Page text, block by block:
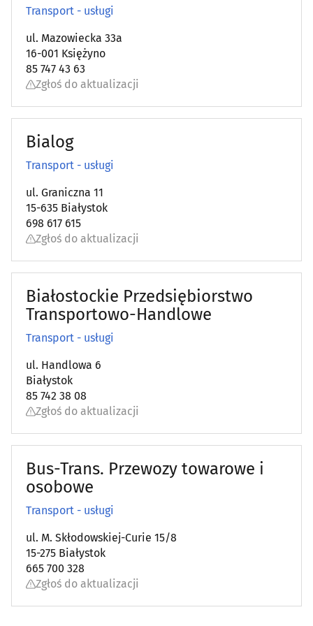
Transport - usługi
ul. Mazowiecka 33a
16-001 Księżyno
85 747 43 63
Zgłoś do aktualizacji
Bialog
Transport - usługi
ul. Graniczna 11
15-635 Białystok
698 617 615
Zgłoś do aktualizacji
Białostockie Przedsiębiorstwo
Transportowo-Handlowe
Transport - usługi
ul. Handlowa 6
Białystok
85 742 38 08
Zgłoś do aktualizacji
Bus-Trans. Przewozy towarowe i
osobowe
Transport - usługi
ul. M. Skłodowskiej-Curie 15/8
15-275 Białystok
665 700 328
Zgłoś do aktualizacji